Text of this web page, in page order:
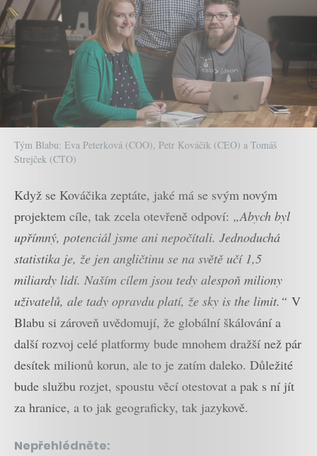
Tým Blabu: Eva Peterková (COO), Petr Kováčik (CEO) a Tomáš
Strejček (CTO)
Když se Kováčika zeptáte, jaké má se svým novým
projektem cíle, tak zcela otevřeně odpoví: „Abych byl
upřímný, potenciál jsme ani nepočítali. Jednoduchá
statistika je, že jen angličtinu se na světě učí 1,5
miliardy lidí. Naším cílem jsou tedy alespoň miliony
uživatelů, ale tady opravdu platí, že sky is the limit.“ V
Blabu si zároveň uvědomují, že globální škálování a
další rozvoj celé platformy bude mnohem dražší než pár
desítek milionů korun, ale to je zatím daleko. Důležité
bude službu rozjet, spoustu věcí otestovat a pak s ní jít
za hranice, a to jak geograficky, tak jazykově.
Nepřehlédněte: